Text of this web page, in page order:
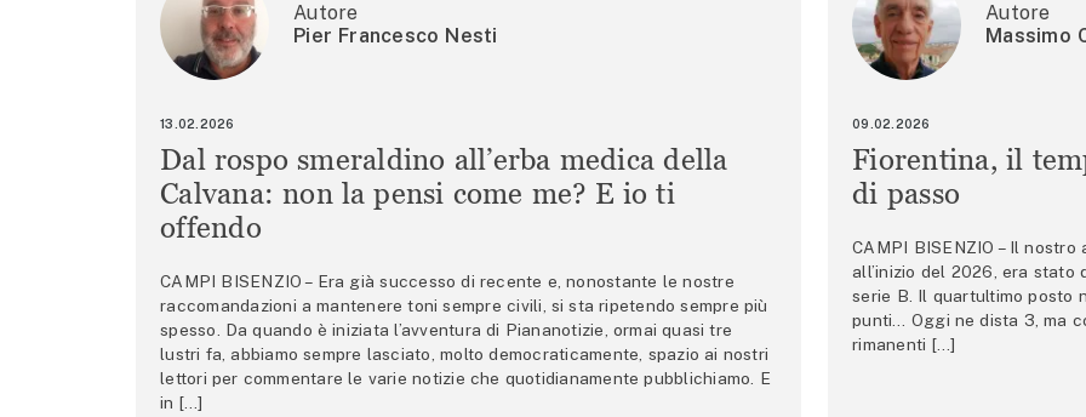
Autore
Pier Francesco Nesti
13.02.2026
Dal rospo smeraldino all’erba medica della
Calvana: non la pensi come me? E io ti
offendo
CAMPI BISENZIO – Era già successo di recente e, nonostante le nostre
raccomandazioni a mantenere toni sempre civili, si sta ripetendo sempre più
spesso. Da quando è iniziata l’avventura di Piananotizie, ormai quasi tre
lustri fa, abbiamo sempre lasciato, molto democraticamente, spazio ai nostri
lettori per commentare le varie notizie che quotidianamente pubblichiamo. E
in […]
Autore
Massimo
09.02.2026
Fiorentina, il
di passo
CAMPI BISENZIO – Il
all’inizio del 2026, era stato
serie B. Il quartultimo posto
punti… Oggi ne dista 3, ma
rimanenti […]